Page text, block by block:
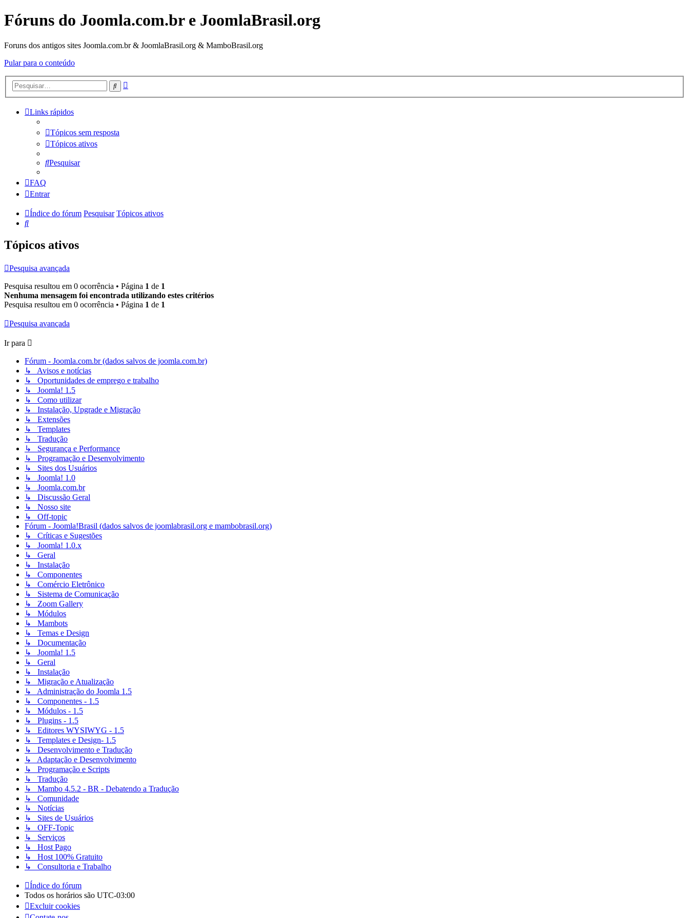
Fóruns do Joomla.com.br e JoomlaBrasil.org
Foruns dos antigos sites Joomla.com.br & JoomlaBrasil.org & MamboBrasil.org
Pular para o conteúdo
Pesquisar
Links rápidos
Tópicos sem resposta
Tópicos ativos
Pesquisar
FAQ
Entrar
Índice do fórum Pesquisar Tópicos ativos
Pesquisar
Tópicos ativos
Pesquisa avançada
Pesquisa resultou em 0 ocorrência • Página 1 de 1
Nenhuma mensagem foi encontrada utilizando estes critérios
Pesquisa resultou em 0 ocorrência • Página 1 de 1
Pesquisa avançada
Ir para
Fórum - Joomla.com.br (dados salvos de joomla.com.br)
↳ Avisos e notícias
↳ Oportunidades de emprego e trabalho
↳ Joomla! 1.5
↳ Como utilizar
↳ Instalação, Upgrade e Migração
↳ Extensões
↳ Templates
↳ Tradução
↳ Segurança e Performance
↳ Programação e Desenvolvimento
↳ Sites dos Usuários
↳ Joomla! 1.0
↳ Joomla.com.br
↳ Discussão Geral
↳ Nosso site
↳ Off-topic
Fórum - Joomla!Brasil (dados salvos de joomlabrasil.org e mambobrasil.org)
↳ Críticas e Sugestões
↳ Joomla! 1.0.x
↳ Geral
↳ Instalação
↳ Componentes
↳ Comércio Eletrônico
↳ Sistema de Comunicação
↳ Zoom Gallery
↳ Módulos
↳ Mambots
↳ Temas e Design
↳ Documentação
↳ Joomla! 1.5
↳ Geral
↳ Instalação
↳ Migração e Atualização
↳ Administração do Joomla 1.5
↳ Componentes - 1.5
↳ Módulos - 1.5
↳ Plugins - 1.5
↳ Editores WYSIWYG - 1.5
↳ Templates e Design- 1.5
↳ Desenvolvimento e Tradução
↳ Adaptação e Desenvolvimento
↳ Programação e Scripts
↳ Tradução
↳ Mambo 4.5.2 - BR - Debatendo a Tradução
↳ Comunidade
↳ Notícias
↳ Sites de Usuários
↳ OFF-Topic
↳ Serviços
↳ Host Pago
↳ Host 100% Gratuito
↳ Consultoria e Trabalho
Índice do fórum
Todos os horários são UTC-03:00
Excluir cookies